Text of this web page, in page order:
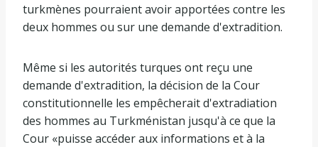
turkmènes pourraient avoir apportées contre les
deux hommes ou sur une demande d'extradition.
Même si les autorités turques ont reçu une
demande d'extradition, la décision de la Cour
constitutionnelle les empêcherait d'extradiation
des hommes au Turkménistan jusqu'à ce que la
Cour «puisse accéder aux informations et à la